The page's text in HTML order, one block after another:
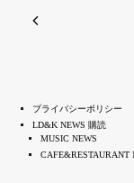
プライバシーポリシー
LD&K NEWS 購読
MUSIC NEWS
CAFE&RESTAURANT